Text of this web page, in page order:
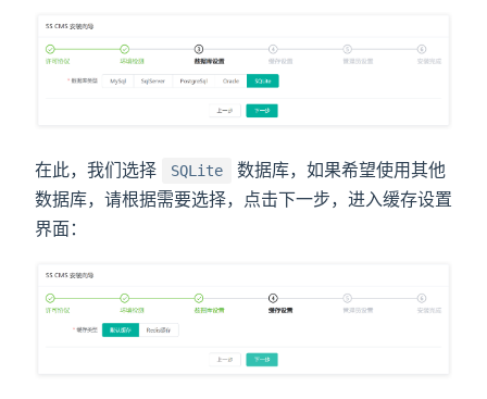
在此，我们选择 SQLite
数据库，如果希望使用其他
数据库，请根据需要选择，点击下一步，进入缓存设置
界面：